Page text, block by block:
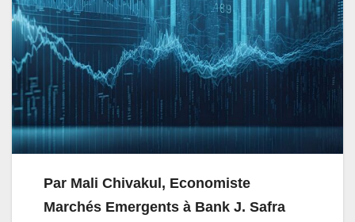
Par Mali Chivakul, Economiste
Marchés Emergents à Bank J. Safra